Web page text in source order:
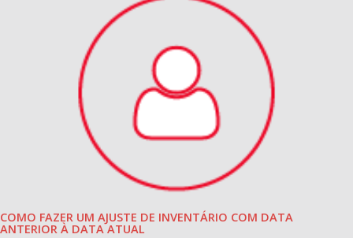
COMO FAZER UM AJUSTE DE INVENTÁRIO COM DATA
ANTERIOR À DATA ATUAL